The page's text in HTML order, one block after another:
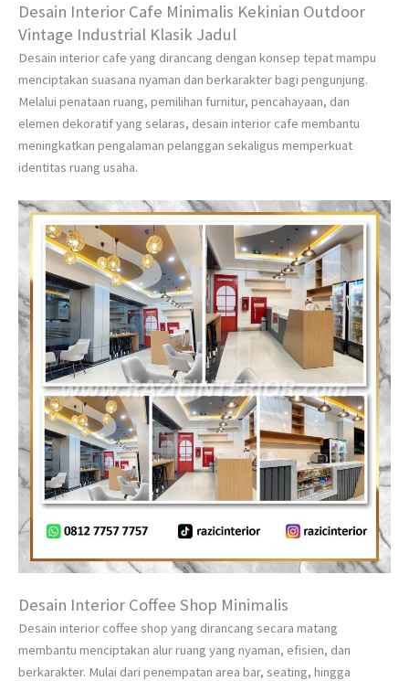
Desain Interior Cafe Minimalis Kekinian Outdoor
Vintage Industrial Klasik Jadul
Desain interior cafe yang dirancang dengan konsep tepat mampu
menciptakan suasana nyaman dan berkarakter bagi pengunjung.
Melalui penataan ruang, pemilihan furnitur, pencahayaan, dan
elemen dekoratif yang selaras, desain interior cafe membantu
meningkatkan pengalaman pelanggan sekaligus memperkuat
identitas ruang usaha.
Desain Interior Coffee Shop Minimalis
Desain interior coffee shop yang dirancang secara matang
membantu menciptakan alur ruang yang nyaman, efisien, dan
berkarakter. Mulai dari penempatan area bar, seating, hingga